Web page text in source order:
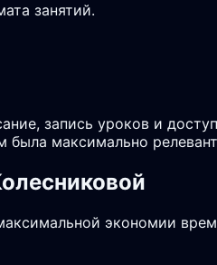
занятий.
запись уроков и
была максимально
экономии